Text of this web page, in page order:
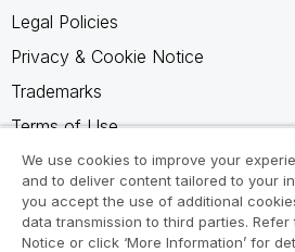
Legal Policies
Privacy & Cookie Notice
Trademarks
Terms of Use
Legal Agreements
Product Terms
Do not share my info
We use cookies to improve your
and to deliver content tailored to your
you accept the use of additional
data transmission to third parties.
Notice or click ‘More Information’ for